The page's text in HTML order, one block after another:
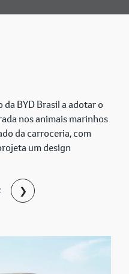
BYD Brasil a adotar o
nos animais marinhos
da carroceria, com
um design
❯